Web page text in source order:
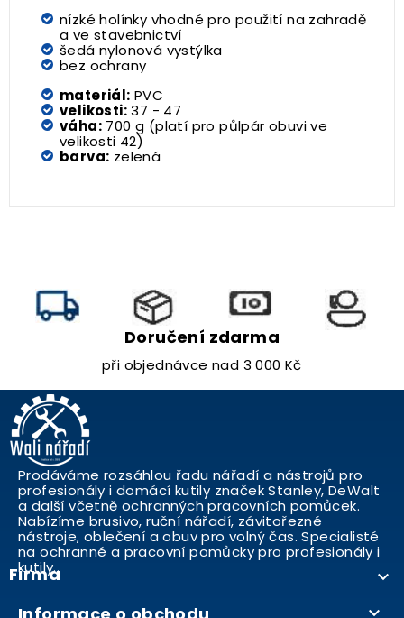
nízké holínky vhodné pro použití na zahradě
a ve stavebnictví
šedá nylonová vystýlka
bez ochrany
materiál: PVC
velikosti:37 - 47
váha: 700 g (platí pro půlpár obuvi ve
velikosti 42)
barva: zelená
Doručení zdarma
při objednávce nad 3 000 Kč
Prodáváme rozsáhlou řadu nářadí a nástrojů pro
profesionály i domácí kutily značek Stanley, DeWalt
a další včetně ochranných pracovních pomůcek.
Nabízíme brusivo, ruční nářadí, závitořezné
nástroje, oblečení a obuv pro volný čas. Specialisté
na ochranné a pracovní pomůcky pro profesionály i
kutily..
Firma 